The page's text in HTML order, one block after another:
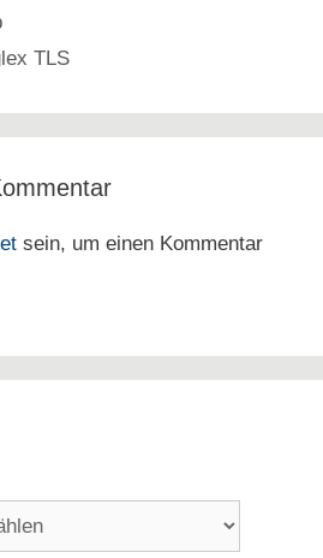
TLS
sein, um einen Kommentar